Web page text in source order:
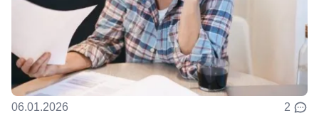
06.01.2026 2